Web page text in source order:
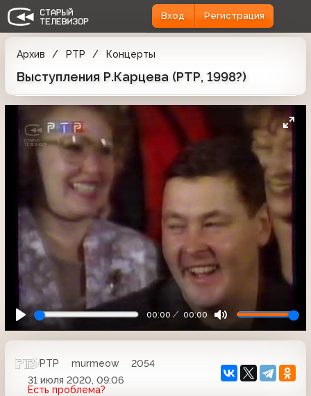
Вход Регистрация
Архив РТР Концерты
Выступления Р.Карцева (РТР, 1998?)
00:00 00:00
РТР murmeow
2054
31 июля 2020, 09:06
Есть проблема?